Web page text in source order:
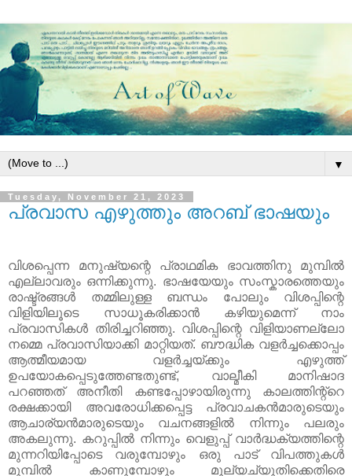
▼
Tuesday, November 21, 2023
പ്രവാസ എഴുത്തും അറബ് ഭാഷയും
വിശപ്പെന്ന മനുഷ്യന്റെ പ്രാഥമിക ഭാവത്തിനു മുമ്പില്‍
എല്ലാവരും ഒന്നിക്കുന്നു. ഭാഷയേയും സംസ്കാരത്തെയും
രാഷ്ട്രങ്ങള്‍ തമ്മിലുള്ള ബന്ധം പോലും വിശപ്പിന്റെ
വിളിയിലൂടെ സാധൂകരിക്കാന്‍ കഴിയുമെന്ന് നാം
പ്രവാസികള്‍ തിരിച്ചറിഞ്ഞു. വിശപ്പിന്റെ വിളിയാണല്ലോ
നമ്മെ പ്രവാസിയാക്കി മാറ്റിയത്. ബൗദ്ധിക വളർച്ചക്കൊപ്പം
ആത്മീയമായ വളര്‍ച്ചയ്ക്കും എഴുത്ത്
ഉപയോകപ്പെടുത്തേണ്ടതുണ്ട്, വാല്മീകി മാനിഷാദ
പറഞ്ഞത് അനീതി കണ്ടപ്പോഴായിരുന്നു കാലത്തിന്റ്റെ
രക്ഷക്കായി അവരോധിക്കപ്പെട്ട പ്രവാചകന്‍മാരുടെയും
ആചാര്യന്‍മാരുടെയും വചനങ്ങളില്‍ നിന്നും പലരും
അകലുന്നു. കറുപ്പില്‍ നിന്നും വെളുപ്പ് വാര്‍ദ്ധക്യത്തിന്റെ
മുന്നറിയിപ്പോടെ വരുമ്പോഴും ഒരു പാട് വിപത്തുകൾ
മുമ്പിൽ കാണുമ്പോഴും മൂല്യച്യുതിക്കെതിരെ